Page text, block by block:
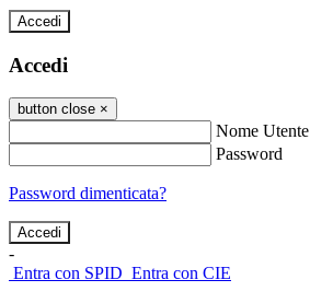
Accedi
Accedi
button close ×
Nome Utente
Password
Password dimenticata?
-
Entra con SPID Entra con CIE